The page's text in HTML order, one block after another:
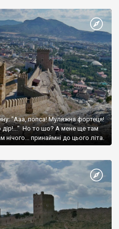
"Ааа, попса! Муляжна фортеця!
дір!..." Но то шо? А мене ще там
нічого... принаймні до цього літа.